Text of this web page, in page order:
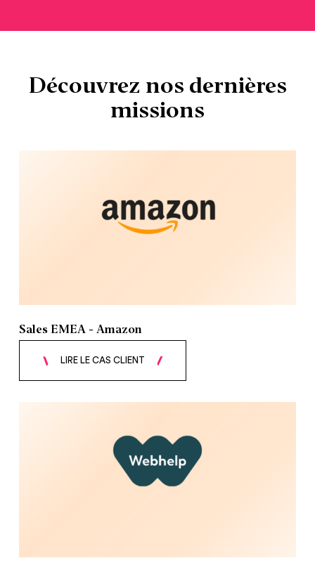
Découvrez nos dernières
missions
Sales EMEA - Amazon
LIRE LE CAS CLIENT